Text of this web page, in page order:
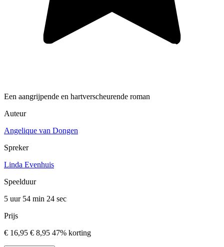
Een aangrijpende en hartverscheurende roman
Auteur
Angelique van Dongen
Spreker
Linda Evenhuis
Speelduur
5 uur 54 min 24 sec
Prijs
€ 16,95 € 8,95 47% korting